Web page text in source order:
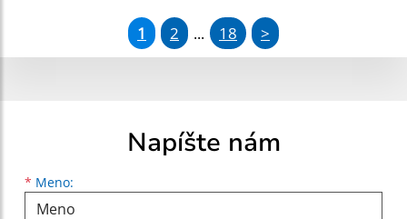
1 2 ... 18 >
Napíšte nám
* Meno:
Meno
Priezvisko
E-mailová adresa